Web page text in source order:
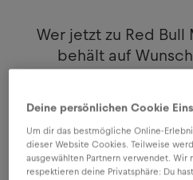
Wer jetzt zu Red Bull
behält auf
Deine persönlichen Cookie
Um dir das bestmögliche Online-
dieser Website Cookies. Teilweise
ausgewählten Partnern verwendet. Wir
respektieren deine Privatsphäre: Du